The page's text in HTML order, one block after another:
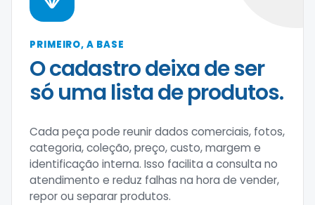
PRIMEIRO, A BASE
O cadastro deixa de ser
só uma lista de produtos.
Cada peça pode reunir dados comerciais, fotos,
categoria, coleção, preço, custo, margem e
identificação interna. Isso facilita a consulta no
atendimento e reduz falhas na hora de vender,
repor ou separar produtos.